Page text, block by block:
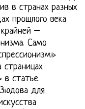
в странах разных
прошлого века
–
Само
страницах
в статье
для